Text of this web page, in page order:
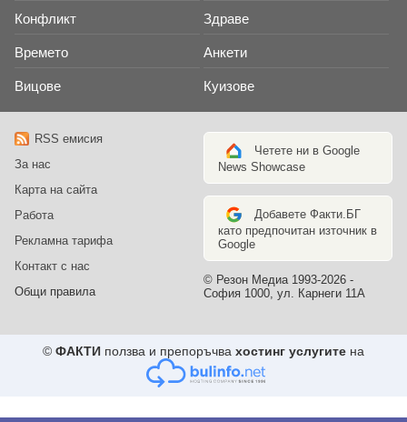
Конфликт Здраве
Времето Анкети
Вицове Куизове
RSS емисия
За нас
Карта на сайта
Работа
Рекламна тарифа
Контакт с нас
Общи правила
Четете ни в Google
News Showcase
Добавете Факти.БГ
като предпочитан източник в
Google
© Резон Медиа 1993-2026 -
София 1000, ул. Карнеги 11А
© ФАКТИ ползва и препоръчва хостинг услугите на